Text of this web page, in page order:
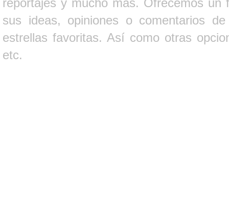
sus ideas, opiniones o comentarios
estrellas favoritas. Así como otras
etc.